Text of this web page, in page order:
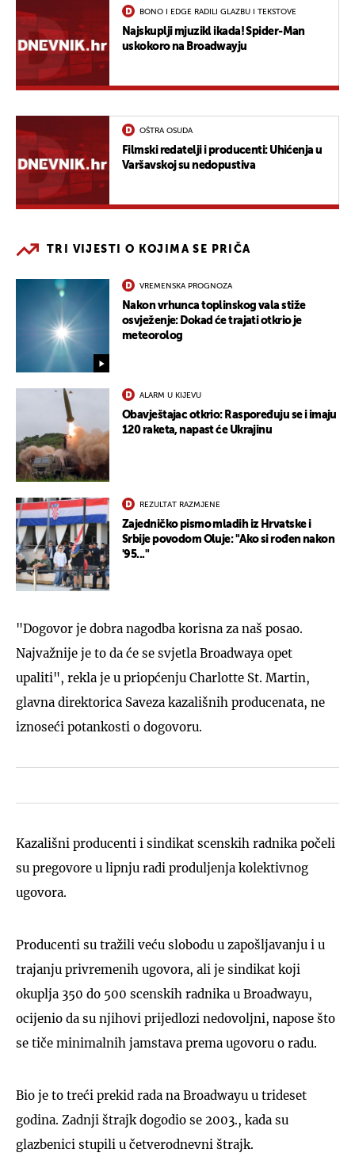
BONO I EDGE RADILI GLAZBU I TEKSTOVE
Najskuplji mjuzikl ikada! Spider-Man
uskokoro na Broadwayju
OŠTRA OSUDA
Filmski redatelji i producenti: Uhićenja u
Varšavskoj su nedopustiva
TRI VIJESTI O KOJIMA SE PRIČA
VREMENSKA PROGNOZA
Nakon vrhunca toplinskog vala stiže
osvježenje: Dokad će trajati otkrio je
meteorolog
ALARM U KIJEVU
Obavještajac otkrio: Raspoređuju se i imaju
120 raketa, napast će Ukrajinu
REZULTAT RAZMJENE
Zajedničko pismo mladih iz Hrvatske i
Srbije povodom Oluje: "Ako si rođen nakon
'95..."
"Dogovor je dobra nagodba korisna za naš posao.
Najvažnije je to da će se svjetla Broadwaya opet
upaliti", rekla je u priopćenju Charlotte St. Martin,
glavna direktorica Saveza kazališnih producenata, ne
iznoseći potankosti o dogovoru.
Kazališni producenti i sindikat scenskih radnika počeli
su pregovore u lipnju radi produljenja kolektivnog
ugovora.
Producenti su tražili veću slobodu u zapošljavanju i u
trajanju privremenih ugovora, ali je sindikat koji
okuplja 350 do 500 scenskih radnika u Broadwayu,
ocijenio da su njihovi prijedlozi nedovoljni, napose što
se tiče minimalnih jamstava prema ugovoru o radu.
Bio je to treći prekid rada na Broadwayu u trideset
godina. Zadnji štrajk dogodio se 2003., kada su
glazbenici stupili u četverodnevni štrajk.